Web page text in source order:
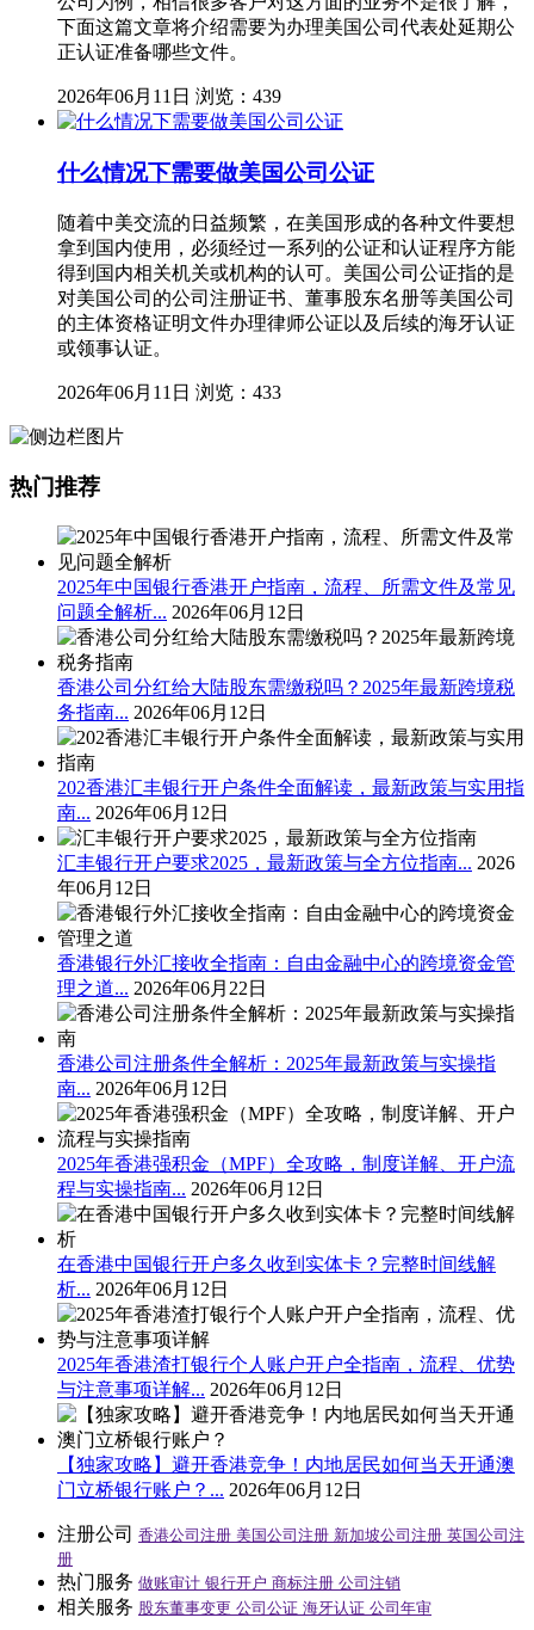
下面这篇文章将介绍需要为办理美国公司代表处延期公
正认证准备哪些文件。
2026年06月11日 浏览：439
什么情况下需要做美国公司公证
随着中美交流的日益频繁，在美国形成的各种文件要想
拿到国内使用，必须经过一系列的公证和认证程序方能
得到国内相关机关或机构的认可。美国公司公证指的是
对美国公司的公司注册证书、董事股东名册等美国公司
的主体资格证明文件办理律师公证以及后续的海牙认证
或领事认证。
2026年06月11日 浏览：433
热门推荐
2025年中国银行香港开户指南，流程、所需文件及常见
问题全解析... 2026年06月12日
香港公司分红给大陆股东需缴税吗？2025年最新跨境税
务指南... 2026年06月12日
202香港汇丰银行开户条件全面解读，最新政策与实用指
南... 2026年06月12日
汇丰银行开户要求2025，最新政策与全方位指南... 2026
年06月12日
香港银行外汇接收全指南：自由金融中心的跨境资金管
理之道... 2026年06月22日
香港公司注册条件全解析：2025年最新政策与实操指
南... 2026年06月12日
2025年香港强积金（MPF）全攻略，制度详解、开户流
程与实操指南... 2026年06月12日
在香港中国银行开户多久收到实体卡？完整时间线解
析... 2026年06月12日
2025年香港渣打银行个人账户开户全指南，流程、优势
与注意事项详解... 2026年06月12日
【独家攻略】避开香港竞争！内地居民如何当天开通澳
门立桥银行账户？... 2026年06月12日
注册公司 香港公司注册 美国公司注册 新加坡公司注册 英国公司注
册
热门服务 做账审计 银行开户 商标注册 公司注销
相关服务 股东董事变更 公司公证 海牙认证 公司年审